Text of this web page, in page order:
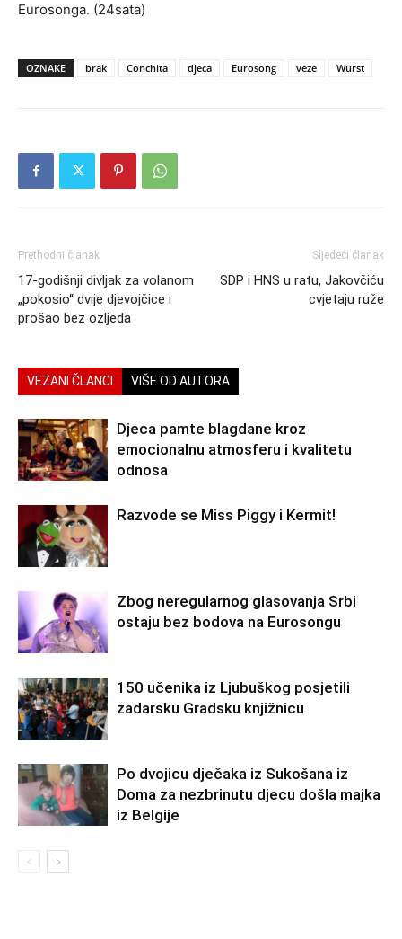
Eurosonga. (24sata)
OZNAKE brak Conchita djeca Eurosong veze Wurst
Prethodni članak
17-godišnji divljak za volanom
„pokosio“ dvije djevojčice i
prošao bez ozljeda
Sljedeći članak
SDP i HNS u ratu, Jakovčiću
cvjetaju ruže
VEZANI ČLANCI VIŠE OD AUTORA
Djeca pamte blagdane kroz
emocionalnu atmosferu i kvalitetu
odnosa
Razvode se Miss Piggy i Kermit!
Zbog neregularnog glasovanja Srbi
ostaju bez bodova na Eurosongu
150 učenika iz Ljubuškog posjetili
zadarsku Gradsku knjižnicu
Po dvojicu dječaka iz Sukošana iz
Doma za nezbrinutu djecu došla majka
iz Belgije